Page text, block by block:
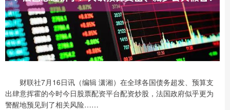
财联社7月16日讯（编辑 潇湘）在全球各国债务超发、预算支
出肆意挥霍的今时今日股票配资平台配资炒股，法国政府似乎更为
警醒地预见到了相关风险……